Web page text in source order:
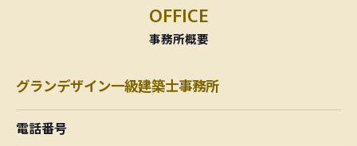
OFFICE
事務所概要
グランデザイン一級建築士事務所
電話番号